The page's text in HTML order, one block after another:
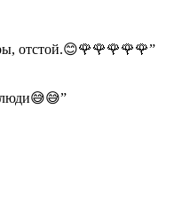
отстой.😊🌹🌹🌹🌹🌹”
”